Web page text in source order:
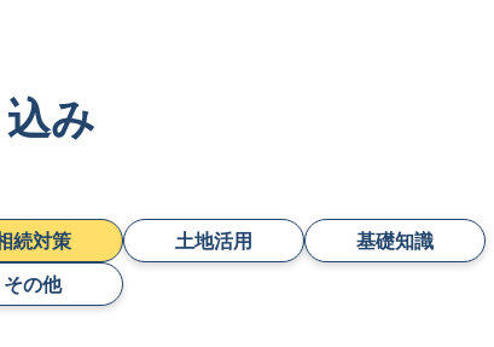
み
続対策 土地活用 基礎知識
その他